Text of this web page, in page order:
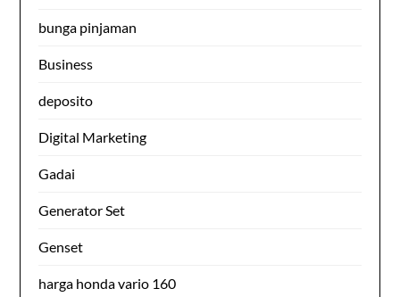
bunga pinjaman
Business
deposito
Digital Marketing
Gadai
Generator Set
Genset
harga honda vario 160